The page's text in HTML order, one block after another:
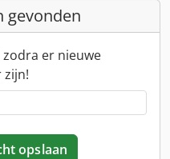
gevonden
er nieuwe
zijn!
opslaan